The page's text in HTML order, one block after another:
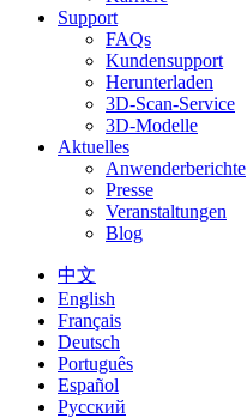
Support
FAQs
Kundensupport
Herunterladen
3D-Scan-Service
3D-Modelle
Aktuelles
Anwenderberichte
Presse
Veranstaltungen
Blog
中文
English
Français
Deutsch
Português
Español
Русский